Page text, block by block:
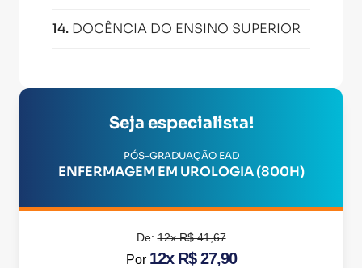
14. DOCÊNCIA DO ENSINO SUPERIOR
Seja especialista!
PÓS-GRADUAÇÃO EAD
ENFERMAGEM EM UROLOGIA (800H)
De:12x R$ 41,67
Por 12x R$ 27,90